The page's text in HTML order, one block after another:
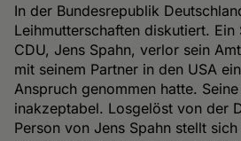
In der Bundesrepublik
Leihmutterschaften diskutiert.
CDU, Jens Spahn, verlor sein
mit seinem Partner in den USA
Anspruch genommen hatte.
inakzeptabel. Losgelöst von der
Person von Jens Spahn stellt